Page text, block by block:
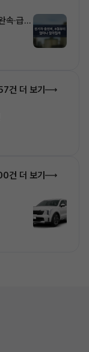
속·급속
건 더 보기
건 더 보기